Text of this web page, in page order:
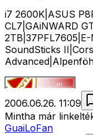
i7 2600K|ASUS
CL7|GAiNWARD
SoundSticks
2006.06.26. 11:09
Mintha már
GuaiLoFan